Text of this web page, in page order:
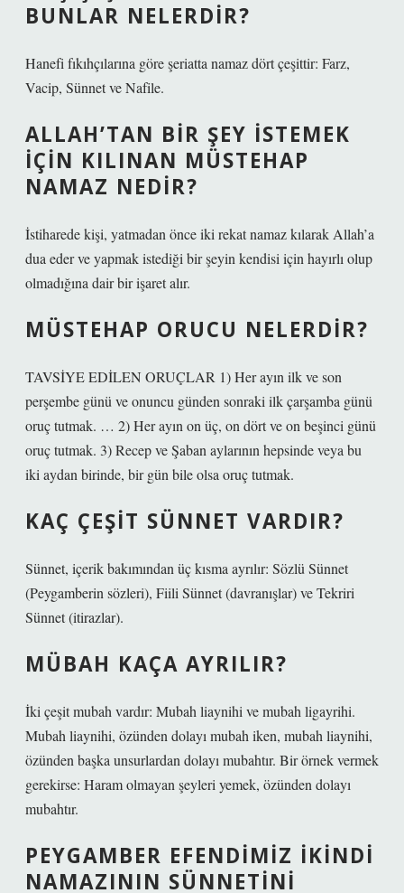
BUNLAR NELERDIR?
Hanefi fıkıhçılarına göre şeriatta namaz dört çeşittir: Farz,
Vacip, Sünnet ve Nafile.
ALLAH’TAN BIR ŞEY ISTEMEK
IÇIN KILINAN MÜSTEHAP
NAMAZ NEDIR?
İstiharede kişi, yatmadan önce iki rekat namaz kılarak Allah’a
dua eder ve yapmak istediği bir şeyin kendisi için hayırlı olup
olmadığına dair bir işaret alır.
MÜSTEHAP ORUCU NELERDIR?
TAVSİYE EDİLEN ORUÇLAR 1) Her ayın ilk ve son
perşembe günü ve onuncu günden sonraki ilk çarşamba günü
oruç tutmak. … 2) Her ayın on üç, on dört ve on beşinci günü
oruç tutmak. 3) Recep ve Şaban aylarının hepsinde veya bu
iki aydan birinde, bir gün bile olsa oruç tutmak.
KAÇ ÇEŞIT SÜNNET VARDIR?
Sünnet, içerik bakımından üç kısma ayrılır: Sözlü Sünnet
(Peygamberin sözleri), Fiili Sünnet (davranışlar) ve Tekriri
Sünnet (itirazlar).
MÜBAH KAÇA AYRILIR?
İki çeşit mubah vardır: Mubah liaynihi ve mubah ligayrihi.
Mubah liaynihi, özünden dolayı mubah iken, mubah liaynihi,
özünden başka unsurlardan dolayı mubahtır. Bir örnek vermek
gerekirse: Haram olmayan şeyleri yemek, özünden dolayı
mubahtır.
PEYGAMBER EFENDIMIZ IKINDI
NAMAZININ SÜNNETINI